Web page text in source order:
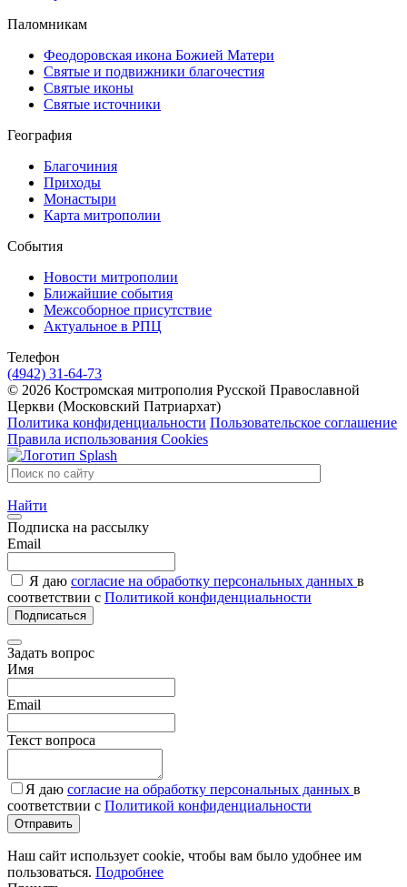
Паломникам
Феодоровская икона Божией Матери
Святые и подвижники благочестия
Святые иконы
Святые источники
География
Благочиния
Приходы
Монастыри
Карта митрополии
События
Новости митрополии
Ближайшие события
Межсоборное присутствие
Актуальное в РПЦ
Телефон
(4942) 31-64-73
© 2026 Костромская митрополия Русской Православной
Церкви (Московский Патриархат)
Политика конфиденциальности Пользовательское соглашение
Правила использования Cookies
Найти
Подписка на рассылку
Email
Я даю согласие на обработку персональных данных в
соответствии с Политикой конфиденциальности
Подписаться
Задать вопрос
Имя
Email
Текст вопроса
Я даю согласие на обработку персональных данных в
соответствии с Политикой конфиденциальности
Отправить
Наш сайт использует cookie, чтобы вам было удобнее им
пользоваться. Подробнее